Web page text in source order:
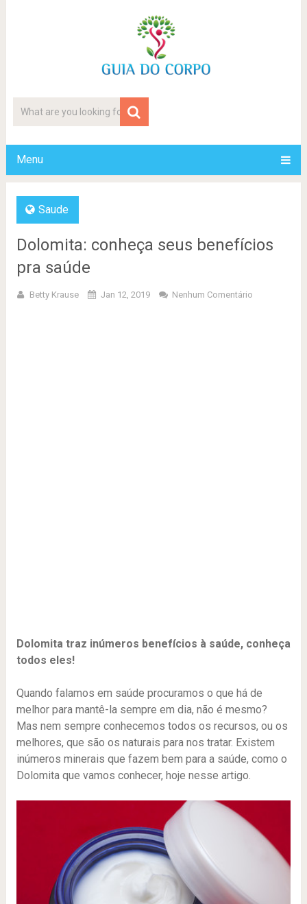
Menu
Saude
Dolomita: conheça seus benefícios
pra saúde
Betty Krause Jan 12, 2019 Nenhum Comentário
Dolomita traz inúmeros benefícios à saúde, conheça
todos eles!
Quando falamos em saúde procuramos o que há de
melhor para mantê-la sempre em dia, não é mesmo?
Mas nem sempre conhecemos todos os recursos, ou os
melhores, que são os naturais para nos tratar. Existem
inúmeros minerais que fazem bem para a saúde, como o
Dolomita que vamos conhecer, hoje nesse artigo.